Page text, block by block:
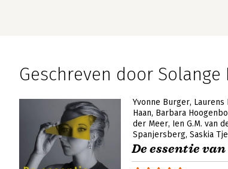
Geschreven door Solange
Yvonne Burger Laurens
Haan Barbara
der Meer Ien G.M. van
Spanjersberg Saskia
De essentie